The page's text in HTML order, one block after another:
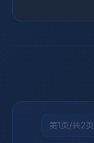
第1页/共2页